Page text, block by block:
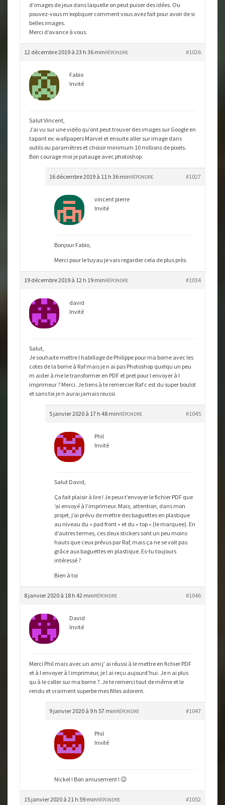
d’images de jeux dans laquelle on peut puiser des idées. Ou
pouvez-vous m’expliquer comment vous avez fait pour avoir de si
belles images.
Merci d’avance à vous.
12 décembre 2019 à 23 h 36 min #1026
RÉPONDRE
Fabio
Invité
Salut Vincent,
J’ai vu sur une vidéo qu’ont peut trouver des images sur Google en
tapant ex: wallpapers Marvel et ensuite aller sur image dans
outils ou paramètres et choisir minimum 10 millions de pixels.
Bon courage moi je patauge avec photoshop
16 décembre 2019 à 11 h 36 min #1027
RÉPONDRE
vincent pierre
Invité
Bonjour Fabio,
Merci pour le tuyau je vais regarder cela de plus près.
19 décembre 2019 à 12 h 19 min #1034
RÉPONDRE
david
Invité
Salut,
Je souhaite mettre l habillage de Philippe pour ma borne avec les
cotes de la borne à Raf mais je n ai pas Photoshop quelqu un peu
m aider à me le transformer en PDF et pret pour l envoyer à l
imprimeur ? Merci. Je tiens à te remercier Raf c est du super boulot
et sans toi je n aurai jamais reussi.
5 janvier 2020 à 17 h 48 min #1045
RÉPONDRE
Phil
Invité
Salut David,
Ça fait plaisir à lire ! Je peux t’envoyer le fichier PDF que
‘ai envoyé à l’imprimeur. Mais, attention, dans mon
projet, j’ai prévu de mettre des baguettes en plastique
au niveau du « pad front » et du « top » (le marquee). En
d’autres termes, ces deux stickers sont un peu moins
hauts que ceux prévus par Raf, mais ça ne se voit pas
grâce aux baguettes en plastique. Es-tu toujours
intéressé ?
Bien à toi
8 janvier 2020 à 18 h 42 min #1046
RÉPONDRE
David
Invité
Merci Phil mais avec un ami j’ ai réussi à le mettre en fichier PDF
et à l envoyer à l imprimeur, je l ai reçu aujourd’hui. Je n ai plus
qu à le coller sur ma borne ?. Je te remerci tout de même et le
rendu et vraiment superbe mes filles adorent.
9 janvier 2020 à 9 h 57 min #1047
RÉPONDRE
Phil
Invité
Nickel ! Bon amusement ! 😉
15 janvier 2020 à 21 h 59 min #1052
RÉPONDRE